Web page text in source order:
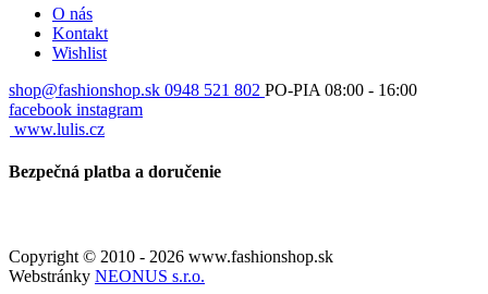
O nás
Kontakt
Wishlist
shop@fashionshop.sk 0948 521 802 PO-PIA 08:00 - 16:00
facebook instagram
www.lulis.cz
Bezpečná platba a doručenie
Copyright © 2010 - 2026 www.fashionshop.sk
Webstránky NEONUS s.r.o.